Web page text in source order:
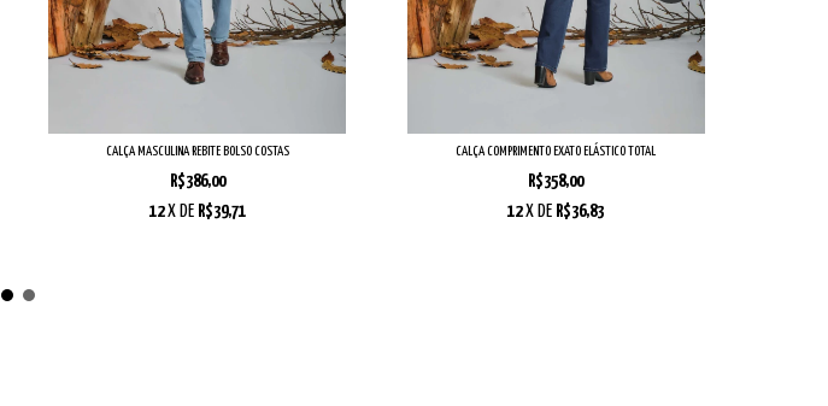
CALÇA MASCULINA REBITE BOLSO COSTAS
R$386,00
12 X DE R$39,71
CALÇA COMPRIMENTO EXATO ELÁSTICO TOTAL
R$358,00
12 X DE R$36,83